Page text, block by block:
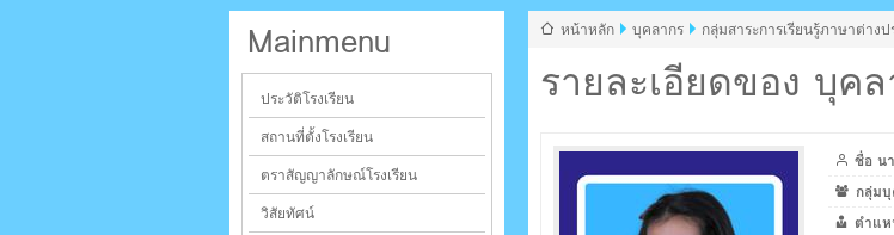
ระบบบริหารจัดการเว็บไซต์ (CMS) ด้วย Ajax โดยคนไทย
รายละเอียดของ บุค
หน้าหลัก บุคลากร กลุ่มสาระการเรียนรู้ภาษาต่างป
ชื่อ น
กลุ่ม
ตำแห
Mainmenu
ประวัติโรงเรียน
สถานที่ตั้งโรงเรียน
ตราสัญญาลักษณ์โรงเรียน
วิสัยทัศน์